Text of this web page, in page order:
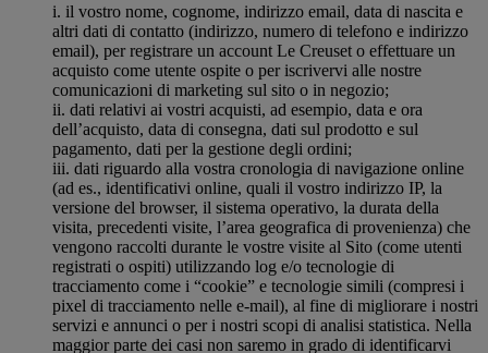
i. il vostro nome, cognome, indirizzo email, data di nascita e
altri dati di contatto (indirizzo, numero di telefono e indirizzo
email), per registrare un account Le Creuset o effettuare un
acquisto come utente ospite o per iscrivervi alle nostre
comunicazioni di marketing sul sito o in negozio;
ii. dati relativi ai vostri acquisti, ad esempio, data e ora
dell’acquisto, data di consegna, dati sul prodotto e sul
pagamento, dati per la gestione degli ordini;
iii. dati riguardo alla vostra cronologia di navigazione online
(ad es., identificativi online, quali il vostro indirizzo IP, la
versione del browser, il sistema operativo, la durata della
visita, precedenti visite, l’area geografica di provenienza) che
vengono raccolti durante le vostre visite al Sito (come utenti
registrati o ospiti) utilizzando log e/o tecnologie di
tracciamento come i “cookie” e tecnologie simili (compresi i
pixel di tracciamento nelle e-mail), al fine di migliorare i nostri
servizi e annunci o per i nostri scopi di analisi statistica. Nella
maggior parte dei casi non saremo in grado di identificarvi